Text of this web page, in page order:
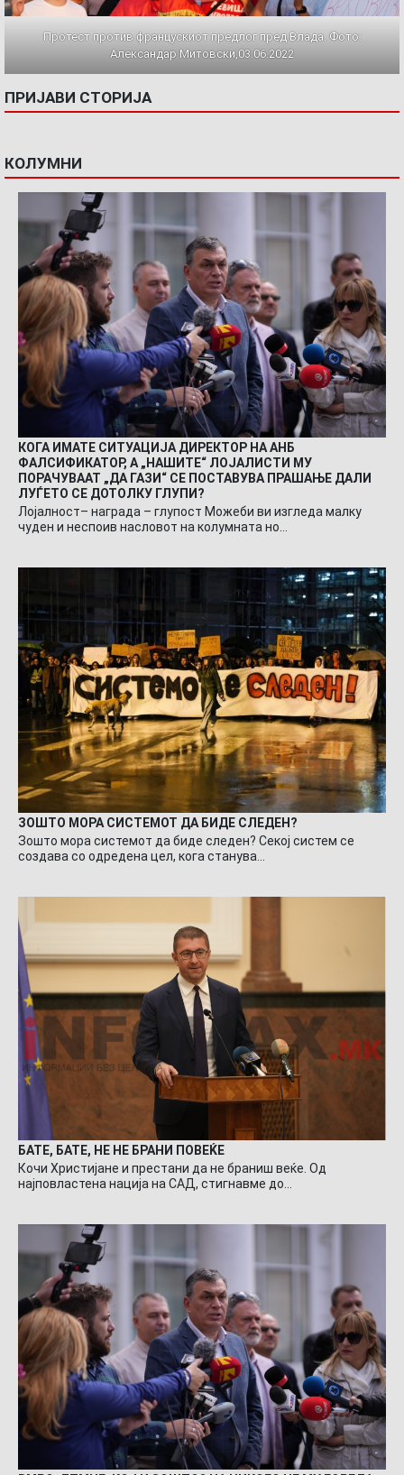
Протест против францускиот предлог пред Влада. Фото:
Александар Митовски,03.06.2022
ПРИЈАВИ СТОРИЈА
КОЛУМНИ
КОГА ИМАТЕ СИТУАЦИЈА ДИРЕКТОР НА АНБ
ФАЛСИФИКАТОР, А „НАШИТЕ“ ЛОЈАЛИСТИ МУ
ПОРАЧУВААТ „ДА ГАЗИ“ СЕ ПОСТАВУВА ПРАШАЊЕ ДАЛИ
ЛУЃЕТО СЕ ДОТОЛКУ ГЛУПИ?
Лојалност– награда – глупост Можеби ви изгледа малку
чуден и неспоив насловот на колумната но…
ЗОШТО МОРА СИСТЕМОТ ДА БИДЕ СЛЕДЕН?
Зошто мора системот да биде следен? Секој систем се
создава со одредена цел, кога станува…
БАТЕ, БАТЕ, НЕ НЕ БРАНИ ПОВЕЌЕ
Кочи Христијане и престани да не браниш веќе. Од
најповластена нација на САД, стигнавме до…